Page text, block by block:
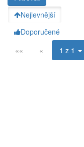
Nejlevnější
Doporučené
««
« 1 z 1